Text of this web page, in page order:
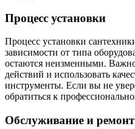
Процесс установки
Процесс установки
зависимости от типа
остаются неизменными.
действий и использовать
инструменты. Если вы не
обратиться к
Обслуживание и ремонт